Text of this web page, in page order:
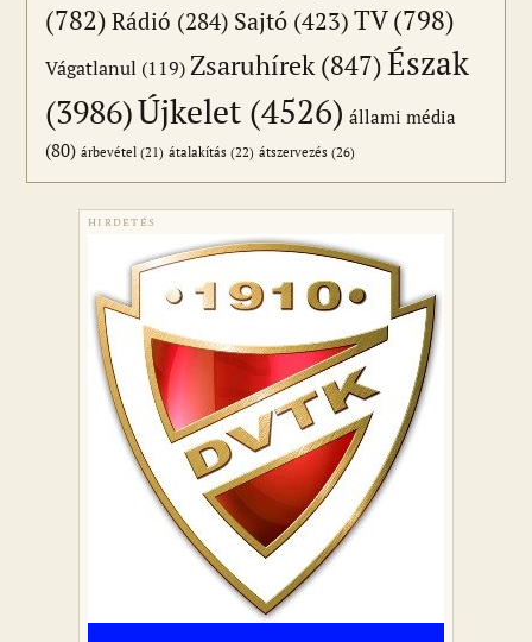
(782) Rádió (284) Sajtó (423)TV(798)
Vágatlanul (119)Zsaruhírek(847)Észak
(3986)Újkelet (4526) állami média
(80) árbevétel (21) átalakítás (22) átszervezés (26)
HIRDETÉS